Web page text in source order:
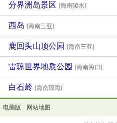
分界洲岛景区 (海南陵水)
西岛 (海南三亚)
鹿回头山顶公园 (海南三亚)
雷琼世界地质公园 (海南海口)
白石岭 (海南琼海)
电脑版 网站地图